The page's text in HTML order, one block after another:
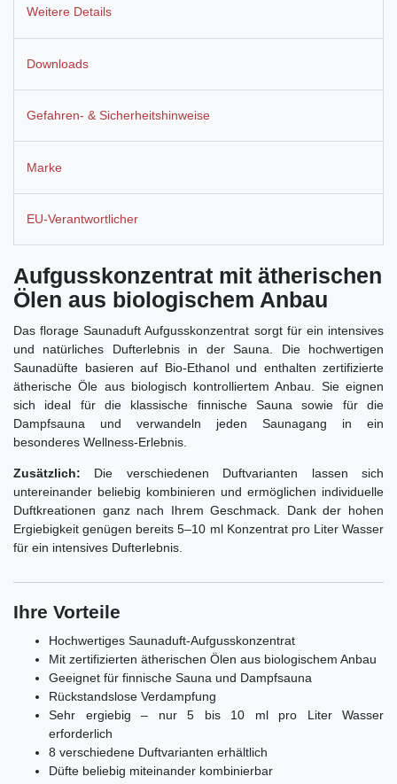
Weitere Details
Downloads
Gefahren- & Sicherheitshinweise
Marke
EU-Verantwortlicher
Aufgusskonzentrat mit ätherischen
Ölen aus biologischem Anbau
Das florage Saunaduft Aufgusskonzentrat sorgt für ein intensives
und natürliches Dufterlebnis in der Sauna. Die hochwertigen
Saunadüfte basieren auf Bio-Ethanol und enthalten zertifizierte
ätherische Öle aus biologisch kontrolliertem Anbau. Sie eignen
sich ideal für die klassische finnische Sauna sowie für die
Dampfsauna und verwandeln jeden Saunagang in ein
besonderes Wellness-Erlebnis.
Zusätzlich: Die verschiedenen Duftvarianten lassen sich
untereinander beliebig kombinieren und ermöglichen individuelle
Duftkreationen ganz nach Ihrem Geschmack. Dank der hohen
Ergiebigkeit genügen bereits 5–10 ml Konzentrat pro Liter Wasser
für ein intensives Dufterlebnis.
Ihre Vorteile
Hochwertiges Saunaduft-Aufgusskonzentrat
Mit zertifizierten ätherischen Ölen aus biologischem Anbau
Geeignet für finnische Sauna und Dampfsauna
Rückstandslose Verdampfung
Sehr ergiebig – nur 5 bis 10 ml pro Liter Wasser
erforderlich
8 verschiedene Duftvarianten erhältlich
Düfte beliebig miteinander kombinierbar